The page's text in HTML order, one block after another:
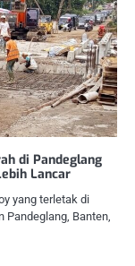
di Pandeglang
Lancar
yang terletak di
Pandeglang, Banten,